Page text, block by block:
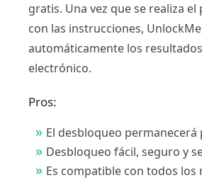
gratis. Una vez que se realiza
con las instrucciones,
automáticamente los
electrónico.
Pros:
El desbloqueo permanecerá
Desbloqueo fácil, seguro y
Es compatible con todos los